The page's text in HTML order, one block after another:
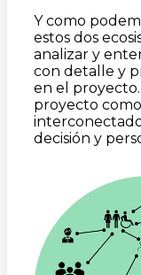
Y como
estos dos
analizar y
con detalle y
en el
proyecto
decisión y